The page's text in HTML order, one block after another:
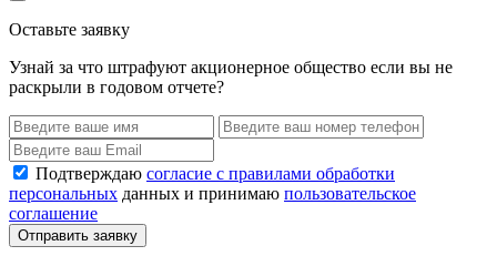
Оставьте заявку
Узнай за что штрафуют акционерное общество если вы не
раскрыли в годовом отчете?
Подтверждаю согласие с правилами обработки
персональных данных и принимаю пользовательское
соглашение
Отправить заявку